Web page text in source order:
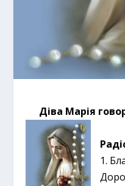
Діва Марія
1.